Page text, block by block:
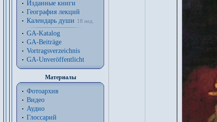
Изданные книги
География лекций
Календарь души
18 нед.
GA-Katalog
GA-Beiträge
Vortragsverzeichnis
GA-Unveröffentlicht
Материалы
Фотоархив
Видео
Аудио
Глоссарий